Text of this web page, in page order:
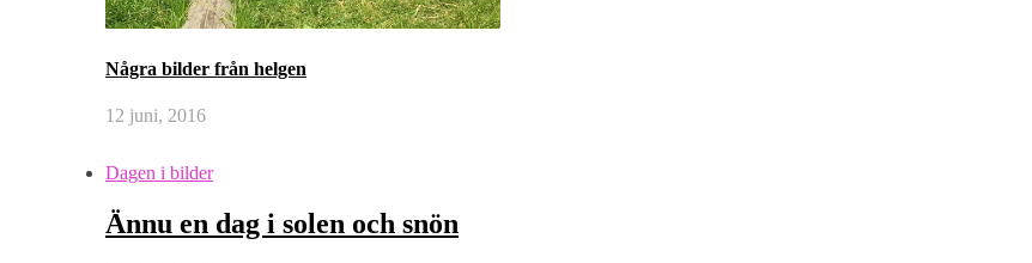
Några bilder från helgen
12 juni, 2016
Dagen i bilder
Ännu en dag i solen och snön